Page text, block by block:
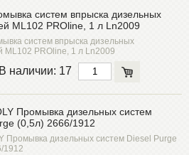
систем впрыска дизельных
ML102 PROline, 1 л Ln2009
систем впрыска дизельных
ML102 PROline, 1 л Ln2009
В наличии: 17
Промывка дизельных систем
(0,5л) 2666/1912
Промывка дизельных систем Diesel Purge
1912